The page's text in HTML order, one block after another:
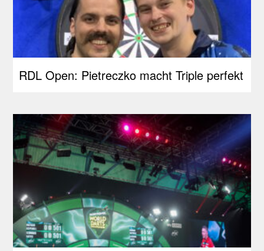
RDL Open: Pietreczko macht Triple perfekt